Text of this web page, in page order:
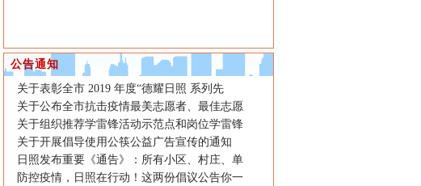
公告通知
关于表彰全市 2019 年度“德耀日照 系列先
关于公布全市抗击疫情最美志愿者、最佳志愿
关于组织推荐学雷锋活动示范点和岗位学雷锋
关于开展倡导使用公筷公益广告宣传的通知
日照发布重要《通告》：所有小区、村庄、单
防控疫情，日照在行动！这两份倡议公告你一